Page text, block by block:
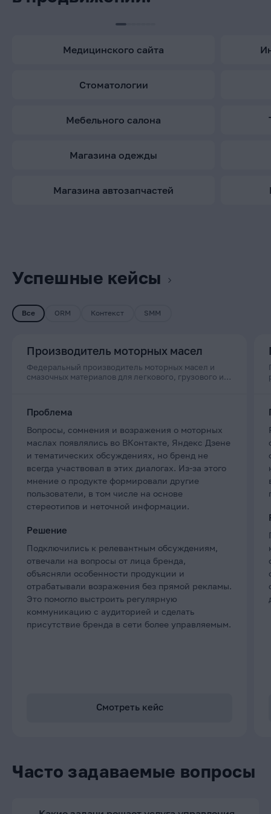
медицинского сайта
стоматологии
мебельного салона
магазина одежды
магазина автозапчастей
Успешные кейсы
Все ORM Контекст SMM
Производитель моторных масел
Федеральный производитель моторных масел и
смазочных материалов для легкового, грузового и
Смотреть кейс
Проблема
Вопросы, сомнения и возражения о моторных
маслах появлялись во ВКонтакте, Яндекс Дзене
и тематических обсуждениях, но бренд не
всегда участвовал в этих диалогах. Из-за этого
мнение о продукте формировали другие
пользователи, в том числе на основе
стереотипов и неточной информации.
Решение
Подключились к релевантным обсуждениям,
отвечали на вопросы от лица бренда,
объясняли особенности продукции и
отрабатывали возражения без прямой рекламы.
Это помогло выстроить регулярную
коммуникацию с аудиторией и сделать
присутствие бренда в сети более управляемым.
Часто задаваемые вопросы